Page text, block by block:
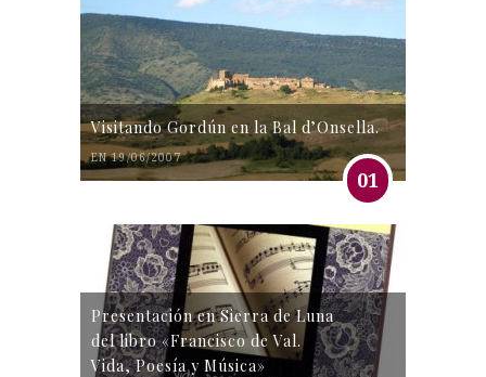
Visitando Gordún en la Bal d’Onsella.
EN 19/06/2007
01
Presentación en Sierra de Luna
del libro «Francisco de Val.
Vida, Poesía y Música»